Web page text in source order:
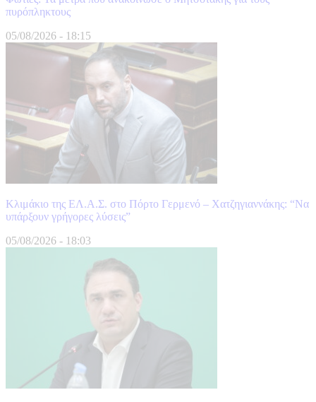
πυρόπληκτους
05/08/2026 - 18:15
Κλιμάκιο της ΕΛ.Α.Σ. στο Πόρτο Γερμενό – Χατζηγιαννάκης: “Να
υπάρξουν γρήγορες λύσεις”
05/08/2026 - 18:03